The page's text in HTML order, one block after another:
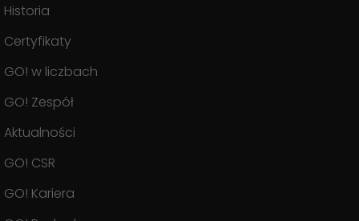
Historia
Certyfikaty
GO! w liczbach
GO! Zespół
Aktualności
GO! CSR
GO! Kariera